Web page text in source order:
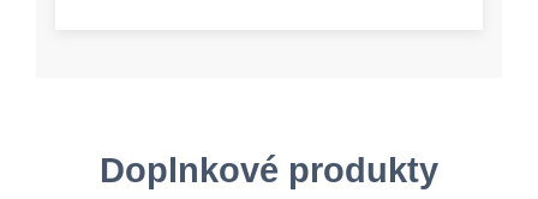
Doplnkové produkty